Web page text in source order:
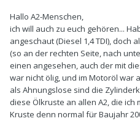
Hallo A2-Menschen,
ich will auch zu euch gehören...
angeschaut (Diesel 1,4 TDI), doch
(so an der rechten Seite, nach
einen angesehen, auch der mit
war nicht ölig, und im Motoröl war
als Ahnungslose sind die
diese Ölkruste an allen A2, die
Kruste denn normal für Baujahr